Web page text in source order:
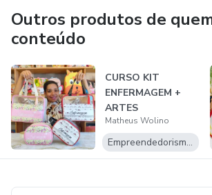
Agora, com o e-book “Ganhe Dinheiro
compartilha seu conhecimento e
um verdadeiro mapa prático para quem
novas oportunidades que já estão
"O futuro pertence a quem toma ação
Wolino
Outros produtos de
conteúdo
CURSO KIT
ENFERMAGEM +
ARTES
EXCLUSIVAS
Matheus Wolino
Empreendedorismo Digital